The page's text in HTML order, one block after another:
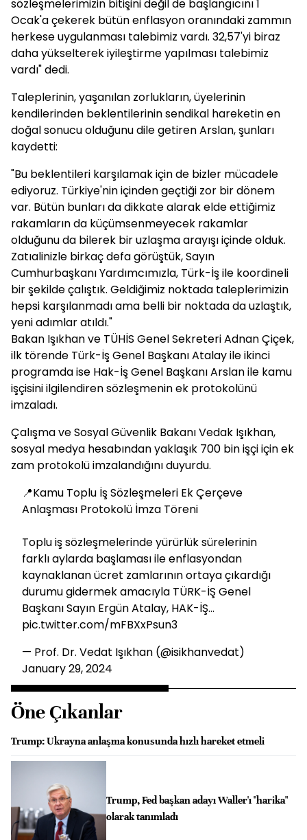
sözleşmelerimizin bitişini değil de başlangıcını 1
Ocak'a çekerek bütün enflasyon oranındaki zammın
herkese uygulanması talebimiz vardı. 32,57'yi biraz
daha yükselterek iyileştirme yapılması talebimiz
vardı" dedi.
Taleplerinin, yaşanılan zorlukların, üyelerinin
kendilerinden beklentilerinin sendikal hareketin en
doğal sonucu olduğunu dile getiren Arslan, şunları
kaydetti:
"Bu beklentileri karşılamak için de bizler mücadele
ediyoruz. Türkiye'nin içinden geçtiği zor bir dönem
var. Bütün bunları da dikkate alarak elde ettiğimiz
rakamların da küçümsenmeyecek rakamlar
olduğunu da bilerek bir uzlaşma arayışı içinde olduk.
Zatıalinizle birkaç defa görüştük, Sayın
Cumhurbaşkanı Yardımcımızla, Türk-İş ile koordineli
bir şekilde çalıştık. Geldiğimiz noktada taleplerimizin
hepsi karşılanmadı ama belli bir noktada da uzlaştık,
yeni adımlar atıldı."
Bakan Işıkhan ve TÜHİS Genel Sekreteri Adnan Çiçek,
ilk törende Türk-İş Genel Başkanı Atalay ile ikinci
programda ise Hak-İş Genel Başkanı Arslan ile kamu
işçisini ilgilendiren sözleşmenin ek protokolünü
imzaladı.
Çalışma ve Sosyal Güvenlik Bakanı Vedak Işıkhan,
sosyal medya hesabından yaklaşık 700 bin işçi için ek
zam protokolü imzalandığını duyurdu.
📍Kamu Toplu İş Sözleşmeleri Ek Çerçeve
Anlaşması Protokolü İmza Töreni
Toplu iş sözleşmelerinde yürürlük sürelerinin
farklı aylarda başlaması ile enflasyondan
kaynaklanan ücret zamlarının ortaya çıkardığı
durumu gidermek amacıyla TÜRK-İŞ Genel
Başkanı Sayın Ergün Atalay, HAK-İŞ…
pic.twitter.com/mFBXxPsun3
— Prof. Dr. Vedat Işıkhan (@isikhanvedat)
January 29, 2024
Öne Çıkanlar
Trump: Ukrayna anlaşma konusunda hızlı hareket etmeli
Trump, Fed başkan adayı Waller'ı "harika"
olarak tanımladı